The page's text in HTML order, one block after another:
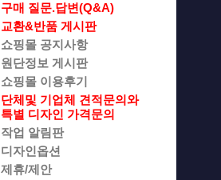
구매 질문.답변(Q&A)
교환&반품 게시판
쇼핑몰 공지사항
원단정보 게시판
쇼핑몰 이용후기
단체및 기업체 견적문의와
특별 디자인 가격문의
작업 알림판
디자인옵션
제휴/제안